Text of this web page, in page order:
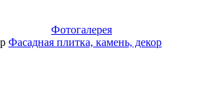
Фотогалерея
Фасадная плитка, камень, декор